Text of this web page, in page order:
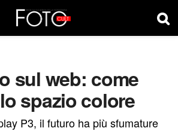
sul web: come
spazio colore
P3, il futuro ha più sfumature